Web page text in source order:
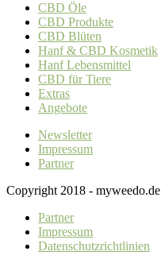
CBD Öle
CBD Produkte
CBD Blüten
Hanf & CBD Kosmetik
Hanf Lebensmittel
CBD für Tiere
Extras
Angebote
Newsletter
Impressum
Partner
Copyright 2018 - myweedo.de
Partner
Impressum
Datenschutzrichtlinien